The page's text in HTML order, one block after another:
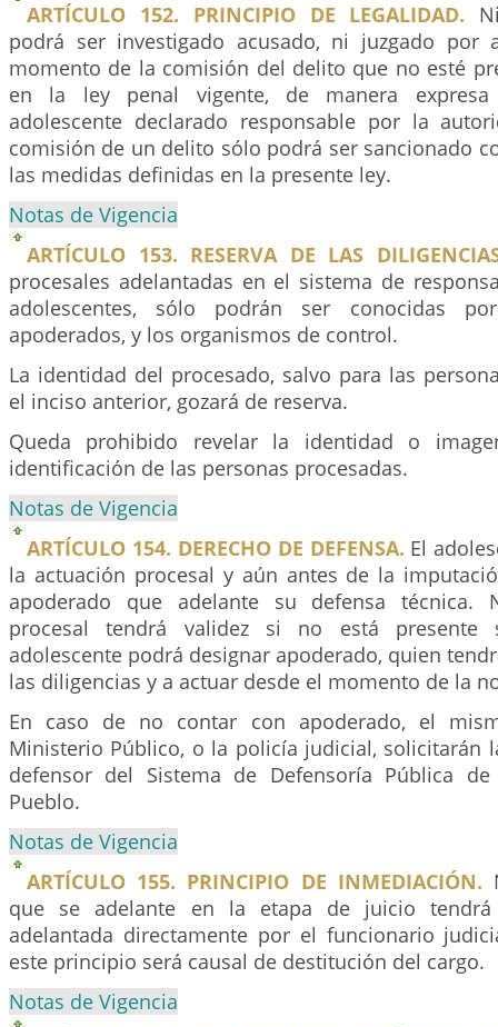
ARTÍCULO 152. PRINCIPIO DE LEGALIDAD.
podrá ser investigado acusado, ni juzgado por
momento de la comisión del delito que no esté
en la ley penal vigente, de manera
adolescente declarado responsable por la
comisión de un delito sólo podrá ser sancionado
las medidas definidas en la presente ley.
Notas de Vigencia
ARTÍCULO 153. RESERVA DE LAS
procesales adelantadas en el sistema de
adolescentes, sólo podrán ser conocidas
apoderados, y los organismos de control.
La identidad del procesado, salvo para las
el inciso anterior, gozará de reserva.
Queda prohibido revelar la identidad o
identificación de las personas procesadas.
Notas de Vigencia
ARTÍCULO 154. DERECHO DE DEFENSA. El
la actuación procesal y aún antes de la
apoderado que adelante su defensa técnica.
procesal tendrá validez si no está presente
adolescente podrá designar apoderado, quien
las diligencias y a actuar desde el momento de la
En caso de no contar con apoderado, el
Ministerio Público, o la policía judicial, solicitarán
defensor del Sistema de Defensoría Pública
Pueblo.
Notas de Vigencia
ARTÍCULO 155. PRINCIPIO DE INMEDIACIÓN.
que se adelante en la etapa de juicio
adelantada directamente por el funcionario
este principio será causal de destitución del cargo.
Notas de Vigencia